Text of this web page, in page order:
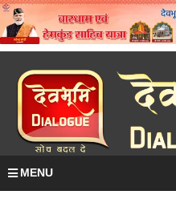
MENU